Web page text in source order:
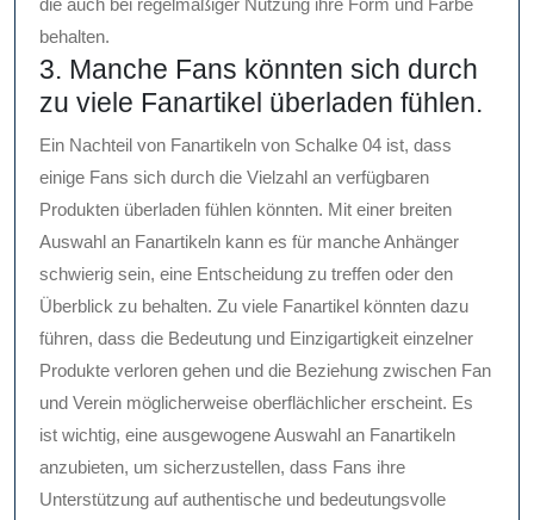
die auch bei regelmäßiger Nutzung ihre Form und Farbe
behalten.
3. Manche Fans könnten sich durch
zu viele Fanartikel überladen fühlen.
Ein Nachteil von Fanartikeln von Schalke 04 ist, dass
einige Fans sich durch die Vielzahl an verfügbaren
Produkten überladen fühlen könnten. Mit einer breiten
Auswahl an Fanartikeln kann es für manche Anhänger
schwierig sein, eine Entscheidung zu treffen oder den
Überblick zu behalten. Zu viele Fanartikel könnten dazu
führen, dass die Bedeutung und Einzigartigkeit einzelner
Produkte verloren gehen und die Beziehung zwischen Fan
und Verein möglicherweise oberflächlicher erscheint. Es
ist wichtig, eine ausgewogene Auswahl an Fanartikeln
anzubieten, um sicherzustellen, dass Fans ihre
Unterstützung auf authentische und bedeutungsvolle